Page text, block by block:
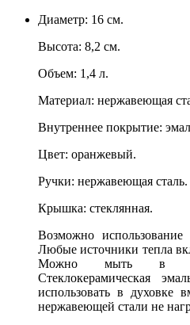
Диаметр: 16 см.
Высота: 8,2 см.
Объем: 1,4 л.
Материал: нержавеющая
Внутреннее покрытие:
Цвет: оранжевый.
Ручки: нержавеющая сталь.
Крышка: стеклянная.
Возможно использование
Любые источники тепла
Можно мыть в
Стеклокерамическая
использовать в духовке
нержавеющей стали не